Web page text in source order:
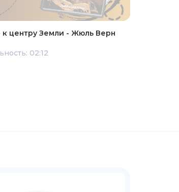
центру Земли - Жюль Верн
02:12